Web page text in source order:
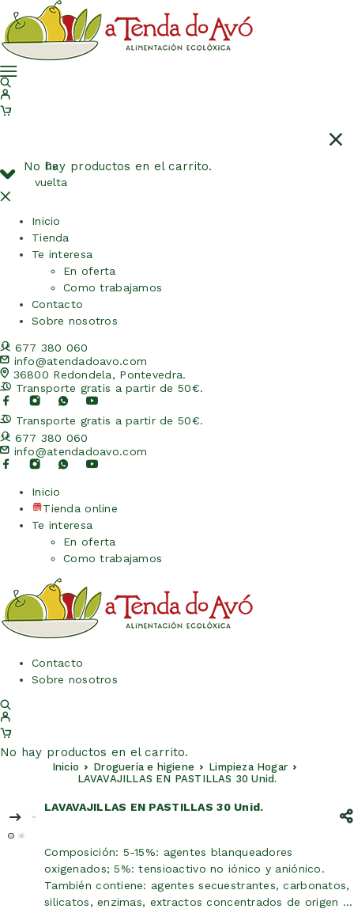
No hay productos en el carrito.
De
vuelta
Inicio
Tienda
Te interesa
En oferta
Como trabajamos
Contacto
Sobre nosotros
677 380 060
info@atendadoavo.com
36800 Redondela, Pontevedra.
Transporte gratis a partir de 50€.
Transporte gratis a partir de 50€.
677 380 060
info@atendadoavo.com
Inicio
Tienda online
Te interesa
En oferta
Como trabajamos
Contacto
Sobre nosotros
No hay productos en el carrito.
Inicio Droguería e higiene
Limpieza Hogar
LAVAVAJILLAS EN PASTILLAS 30 Unid.
LAVAVAJILLAS EN PASTILLAS 30 Unid.
Composición: 5-15%: agentes blanqueadores
oxigenados; 5%: tensioactivo no iónico y aniónico.
También contiene: agentes secuestrantes, carbonatos,
silicatos, enzimas, extractos concentrados de origen …